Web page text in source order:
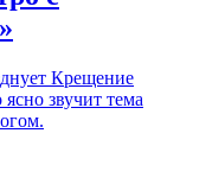
Крещение
звучит тема